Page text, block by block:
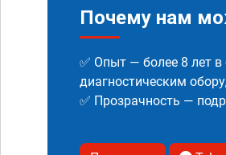
Почему нам
✅ Опыт — более 8 лет
диагностическим
✅ Прозрачность —